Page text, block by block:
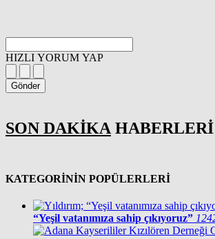
HIZLI YORUM YAP
Gönder
SON DAKİKA HABERLERİ
KATEGORİNİN POPÜLERLERİ
“Yeşil vatanımıza sahip çıkıyoruz”